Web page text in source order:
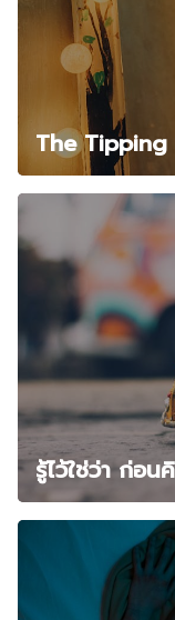
The Tipping
รู้ไว้ใช่ว่า ก่อ